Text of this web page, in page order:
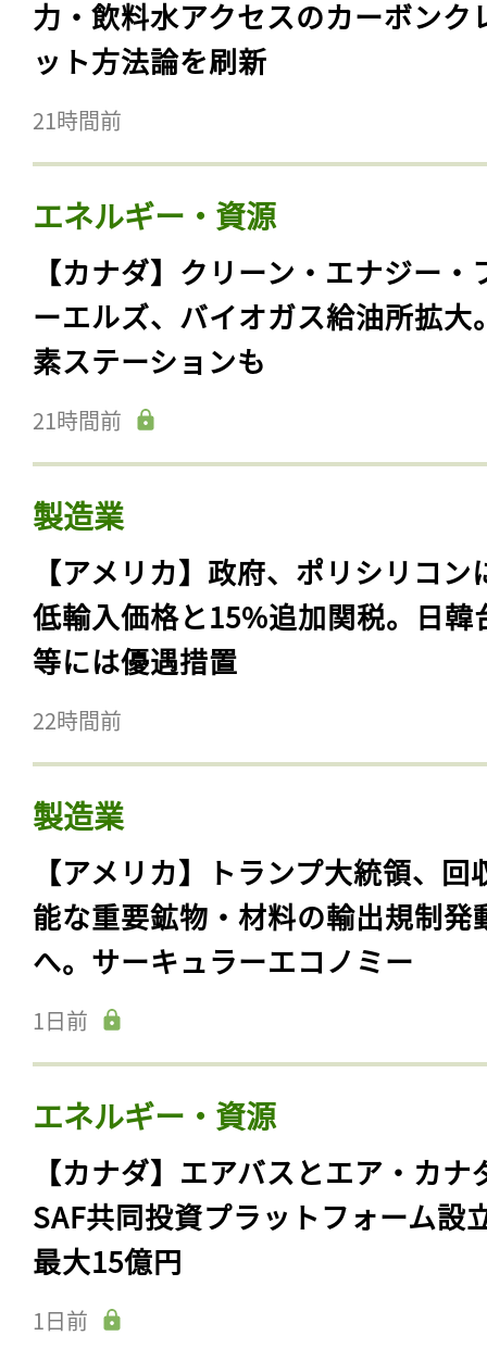
力・飲料水アクセスのカーボンク
ット方法論を刷新
21時間前
エネルギー・資源
【カナダ】クリーン・エナジー・
ーエルズ、バイオガス給油所拡大
素ステーションも
21時間前
製造業
【アメリカ】政府、ポリシリコン
低輸入価格と15%追加関税。日韓
等には優遇措置
22時間前
製造業
【アメリカ】トランプ大統領、回
能な重要鉱物・材料の輸出規制発
へ。サーキュラーエコノミー
1日前
エネルギー・資源
【カナダ】エアバスとエア・カナ
SAF共同投資プラットフォーム設
最大15億円
1日前